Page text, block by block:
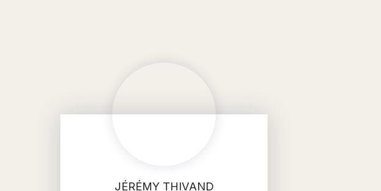
JÉRÉMY THIVAND